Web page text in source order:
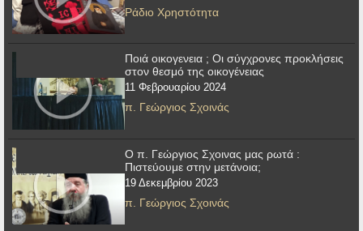
Ράδιο Χρηστότητα
Ποιά οικογενεια ; Οι σύγχρονες προκλήσεις
στον θεσμό της οικογένειας
11 Φεβρουαρίου 2024
π. Γεώργιος Σχοινάς
Ο π. Γεώργιος Σχοινας μας ρωτά :
Πιστεύουμε στην μετάνοια;
19 Δεκεμβρίου 2023
π. Γεώργιος Σχοινάς